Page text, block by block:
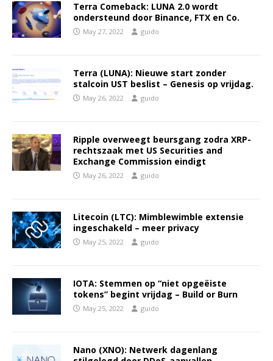
Terra Comeback: LUNA 2.0 wordt
ondersteund door Binance, FTX en Co.
May 27, 2022 guido
Terra (LUNA): Nieuwe start zonder
stalcoin UST beslist – Genesis op vrijdag.
May 26, 2022 guido
Ripple overweegt beursgang zodra XRP-
rechtszaak met US Securities and
Exchange Commission eindigt
May 26, 2022 guido
Litecoin (LTC): Mimblewimble extensie
ingeschakeld – meer privacy
May 25, 2022 guido
IOTA: Stemmen op “niet opgeëiste
tokens” begint vrijdag – Build or Burn
May 25, 2022 guido
Nano (XNO): Netwerk dagenlang